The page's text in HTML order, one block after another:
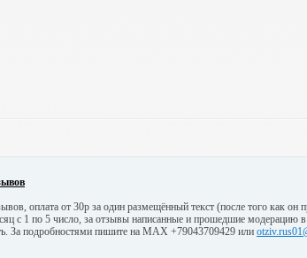
оплата от 30р за один размещённый текст (после того как он
с 1 по 5 число, за отзывы написанные и прошедшие
За подробностями пишите на МАХ +79043709429 или